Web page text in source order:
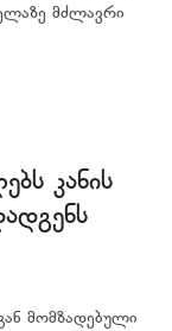
მძლავრი
კანის
მომზადებული